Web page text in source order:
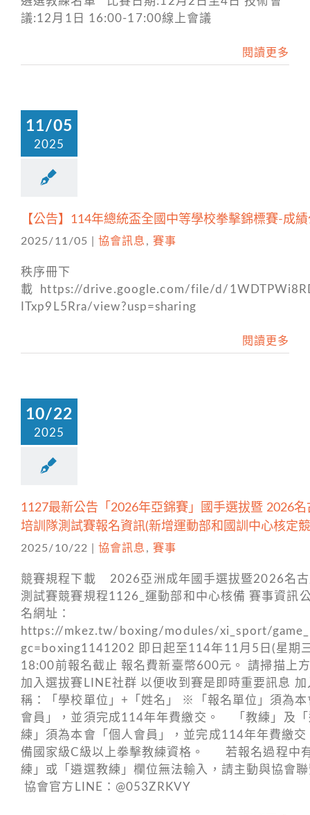
議:12月1日 16:00-17:00線上會議
閱讀更多
11/05
2025
【公告】114年總統盃全國中等學校拳擊錦標賽-成
2025/11/05 協會訊息 , 賽事
秩序冊下
載 https://drive.google.com/file/d/
ITxp9L5Rra/view?usp=sharing
閱讀更多
10/22
2025
1127最新公告「2026年亞錦賽」國手選拔暨 2026名
培訓隊測試賽報名資訊(新增運動部和國訓中心核定
2025/10/22 協會訊息 , 賽事
競賽規程下載 2026亞洲成年國手選拔暨2026名古
測試賽競賽規程1126_運動部和中心核備 賽事資訊
名網址：
https://mkez.tw/boxing/modules/xi_sport/
gc=boxing1141202 即日起至114年11月5日(星期
18:00前報名截止 報名費新臺幣600元。 請掃描上
加入選拔賽LINE社群 以便收到賽是即時重要訊息 加
稱：「學校單位」+「姓名」 ※「報名單位」須為本
會員」，並須完成114年年費繳交。 「教練」及「
練」須為本會「個人會員」，並完成114年年費繳交
備國家級C級以上拳擊教練資格。 若報名過程中
練」或「遴選教練」欄位無法輸入，請主動與協
協會官方LINE：@053ZRKVY